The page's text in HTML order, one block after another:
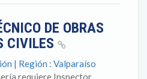
DE OBRAS
CIVILES
| Región : Valparaíso
requiere Inspector